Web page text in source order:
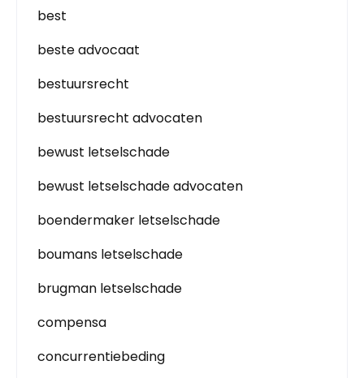
best
beste advocaat
bestuursrecht
bestuursrecht advocaten
bewust letselschade
bewust letselschade advocaten
boendermaker letselschade
boumans letselschade
brugman letselschade
compensa
concurrentiebeding